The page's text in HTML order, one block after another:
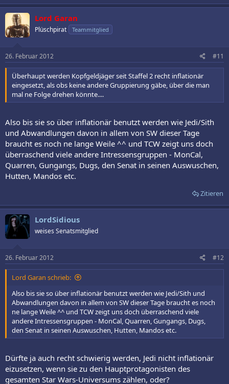
Lord Garan
Plüschpirat Teammitglied
26. Februar 2012 #11
Überhaupt werden Kopfgeldjäger seit Staffel 2 recht inflationär
eingesetzt, als obs keine andere Gruppierung gäbe, über die man
mal ne Folge drehen könnte....
Also bis sie so über inflationär benutzt werden wie Jedi/Sith
und Abwandlungen davon in allem von SW dieser Tage
braucht es noch ne lange Weile ^^ und TCW zeigt uns doch
überraschend viele andere Intressensgruppen - MonCal,
Quarren, Gungangs, Dugs, den Senat in seinen Auswuschen,
Hutten, Mandos etc.
Zitieren
LordSidious
weises Senatsmitglied
26. Februar 2012 #12
Lord Garan schrieb:
Also bis sie so über inflationär benutzt werden wie Jedi/Sith und
Abwandlungen davon in allem von SW dieser Tage braucht es noch
ne lange Weile ^^ und TCW zeigt uns doch überraschend viele
andere Intressensgruppen - MonCal, Quarren, Gungangs, Dugs,
den Senat in seinen Auswuschen, Hutten, Mandos etc.
Dürfte ja auch recht schwierig werden, Jedi nicht inflationär
eizusetzen, wenn sie zu den Hauptprotagonisten des
gesamten Star Wars-Universums zählen, oder?